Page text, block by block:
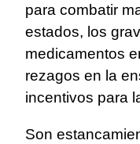
para combatir
estados, los
medicamentos
rezagos en la
incentivos para
Son